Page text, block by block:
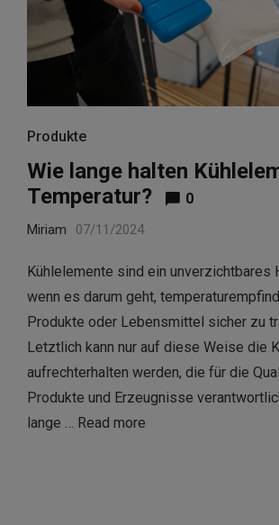
Produkte
Wie lange halten
Temperatur?
0
Miriam 07/11/2024
Kühlelemente sind ein unverzichtbares
wenn es darum geht,
Produkte oder Lebensmittel sicher zu
Letztlich kann nur auf diese Weise die
aufrechterhalten werden, die für die
Produkte und Erzeugnisse
lange … Read more